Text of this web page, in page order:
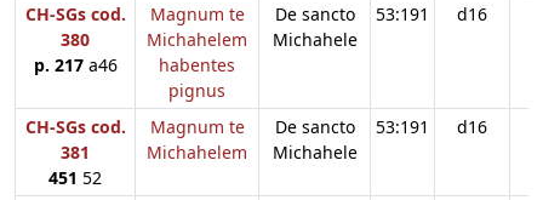
CH-SGs cod.
380
p. 217a46
Magnum te
Michahelem
habentes
pignus
De sancto
Michahele
53:191 d16
CH-SGs cod.
381
451 52
Magnum te
Michahelem
De sancto
Michahele
53:191 d16